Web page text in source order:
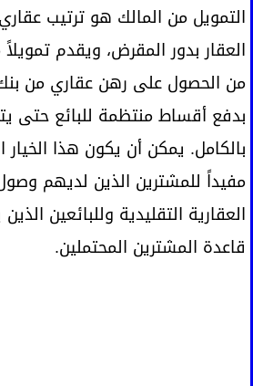
التمويل من المالك هو ترتيب
العقار بدور المقرض، ويقدم
من الحصول على رهن عقاري من
بدفع أقساط منتظمة للبائع حتى
بالكامل. يمكن أن يكون هذا الخيار
مفيداً للمشترين الذين لديهم
العقارية التقليدية وللبائعين
قاعدة المشترين المحتملين.